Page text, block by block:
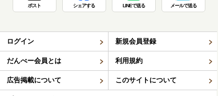
ポスト シェアする LINEで送る メールで送る
ログイン 新規会員登録
だんべー会員とは 利用規約
広告掲載について このサイトについて